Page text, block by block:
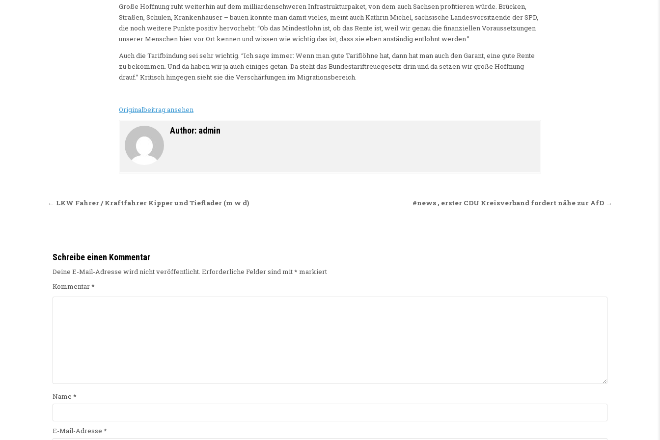
Große Hoffnung ruht weiterhin auf dem milliardenschweren Infrastrukturpaket, von dem auch Sachsen profitieren würde. Brücken,
Straßen, Schulen, Krankenhäuser – bauen könnte man damit vieles, meint auch Kathrin Michel, sächsische Landesvorsitzende der SPD,
die noch weitere Punkte positiv hervorhebt: “Ob das Mindestlohn ist, ob das Rente ist, weil wir genau die finanziellen Voraussetzungen
unserer Menschen hier vor Ort kennen und wissen wie wichtig das ist, dass sie eben anständig entlohnt werden.”
Auch die Tarifbindung sei sehr wichtig. “Ich sage immer: Wenn man gute Tariflöhne hat, dann hat man auch den Garant, eine gute Rente
zu bekommen. Und da haben wir ja auch einiges getan. Da steht das Bundestariftreuegesetz drin und da setzen wir große Hoffnung
drauf.” Kritisch hingegen sieht sie die Verschärfungen im Migrationsbereich.
Originalbeitrag ansehen
Author: admin
Beitragsnavigation #news , erster CDU Kreisverband fordert nähe zur AfD →
← LKW Fahrer / Kraftfahrer Kipper und Tieflader (m w d)
Schreibe einen Kommentar
Deine E-Mail-Adresse wird nicht veröffentlicht. Erforderliche Felder sind mit* markiert
Kommentar*
Name *
E-Mail-Adresse *